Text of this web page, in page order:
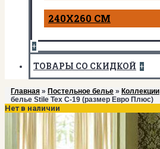
240Х260 СМ
+
ТОВАРЫ СО СКИДКОЙ +
Главная » Постельное белье » Коллекции
белье Stile Tex C-19 (размер Евро Плюс)
Нет в наличии